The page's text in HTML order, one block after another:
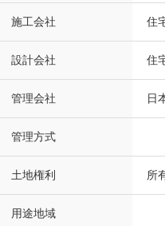
施工会社 住
設計会社 住
管理会社 日
管理方式
土地権利 所
用途地域